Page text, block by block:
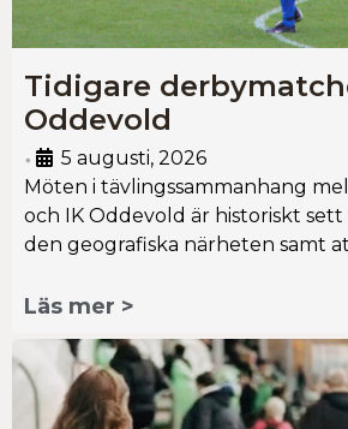
Tidigare
Oddevold
•
5 augusti, 2026
Möten i tävlingssammanhang
och IK Oddevold är historiskt
den geografiska närheten samt
Läs mer >